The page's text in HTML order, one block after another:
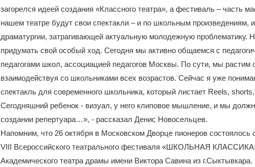
загорелся идеей создания «Классного театра», а фестиваль – часть
нашем театре будут свои спектакли – и по школьным произведениям,
драматургии, затрагивающей актуальную молодежную проблематику.
придумать свой особый ход. Сегодня мы активно общаемся с
педагогами школ, ассоциацией педагогов Москвы. По сути, мы растим
взаимодействуя со школьниками всех возрастов. Сейчас я уже
спектакль для современного школьника, который листает Reels,
Сегодняшний ребенок - визуал, у него клиповое мышление, и мы
создании репертуара…», - рассказал Денис Новосельцев.
Напомним, что 26 октября в Московском Дворце пионеров состоялось
VIII Всероссийского театрального фестиваля «ШКОЛЬНАЯ
Академического театра драмы имени Виктора Савина из г.Сыктывкара.